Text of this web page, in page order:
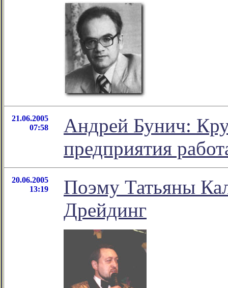
21.06.2005
07:58
Андрей Бунич:
предприятия
20.06.2005
13:19
Поэму Татьяны
Дрейдинг